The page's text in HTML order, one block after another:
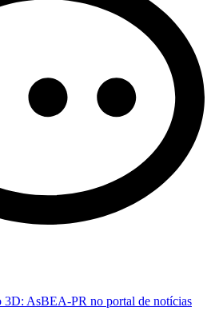
3D: AsBEA-PR no portal de notícias